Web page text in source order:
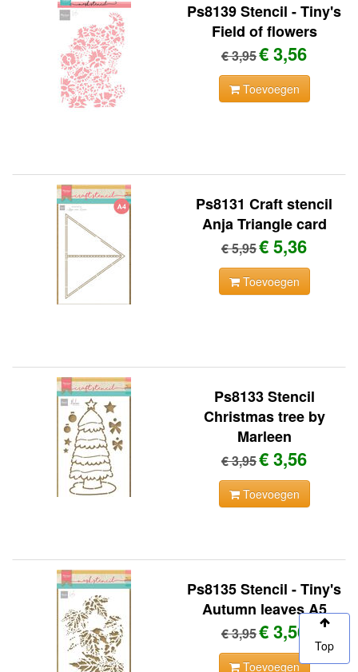
Ps8139 Stencil - Tiny's
Field of flowers
€ 3,95€ 3,56
Toevoegen
Ps8131 Craft stencil
Anja Triangle card
€ 5,95€ 5,36
Toevoegen
Ps8133 Stencil
Christmas tree by
Marleen
€ 3,95€ 3,56
Toevoegen
Ps8135 Stencil - Tiny's
Autumn leaves A5
€ 3,95€ 3,56
Toevoegen
Top